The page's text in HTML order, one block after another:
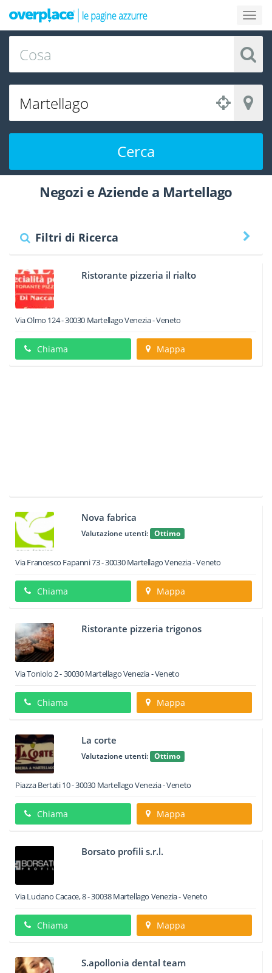
Cerca
Negozi e Aziende a Martellago
Filtri di Ricerca
Ristorante pizzeria il rialto
Via Olmo 124-30030 MartellagoVenezia -Veneto
Chiama Mappa
Nova fabrica
Valutazione utenti: Ottimo
Via Francesco Fapanni 73-30030 MartellagoVenezia -Veneto
Chiama Mappa
Ristorante pizzeria trigonos
Via Toniolo 2-30030MartellagoVenezia -Veneto
Chiama Mappa
La corte
Valutazione utenti: Ottimo
Piazza Bertati 10-30030 MartellagoVenezia -Veneto
Chiama Mappa
Borsato profili s.r.l.
Via Luciano Cacace, 8-30038Martellago Venezia -Veneto
Chiama Mappa
S.apollonia dental team